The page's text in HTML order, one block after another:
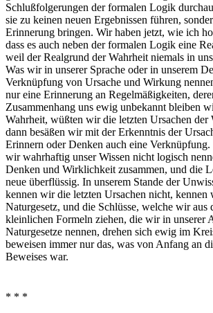
Schlußfolgerungen der formalen Logik
sie zu keinen neuen Ergebnissen führen,
Erinnerung bringen. Wir haben jetzt, wie ich
dass es auch neben der formalen Logik eine
weil der Realgrund der Wahrheit niemals in
Was wir in unserer Sprache oder in unserem
Verknüpfung von Ursache und Wirkung
nur eine Erinnerung an Regelmäßigkeiten,
Zusammenhang uns ewig unbekannt bleiben
Wahrheit, wüßten wir die letzten Ursachen
dann besäßen wir mit der Erkenntnis der
Erinnern oder Denken auch eine
wir wahrhaftig unser Wissen nicht logisch
Denken und Wirklichkeit zusammen, und die
neue überflüssig. In unserem Stande der
kennen wir die letzten Ursachen nicht, kennen
Naturgesetz, und die Schlüsse, welche wir aus
kleinlichen Formeln ziehen, die wir in unserer
Naturgesetze nennen, drehen sich ewig im
beweisen immer nur das, was von Anfang an
Beweises war.
* * *